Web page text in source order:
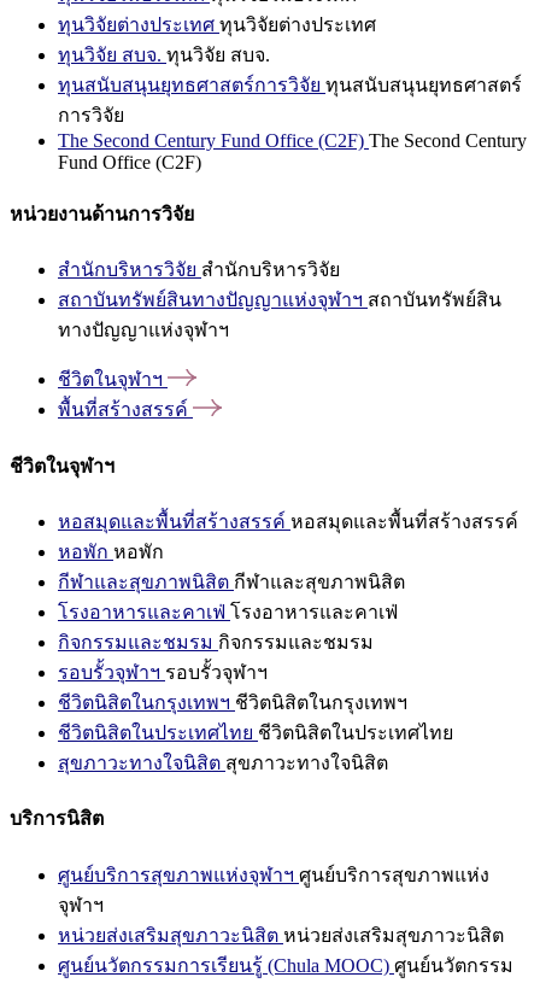
ทุนวิจัยต่างประเทศ ทุนวิจัยต่างประเทศ
ทุนวิจัย สบจ. ทุนวิจัย สบจ.
ทุนสนับสนุนยุทธศาสตร์การวิจัย ทุนสนับสนุนยุทธศาสตร์
การวิจัย
The Second Century Fund Office (C2F) The Second Century
Fund Office (C2F)
หน่วยงานด้านการวิจัย
สำนักบริหารวิจัย สำนักบริหารวิจัย
สถาบันทรัพย์สินทางปัญญาแห่งจุฬาฯ สถาบันทรัพย์สิน
ทางปัญญาแห่งจุฬาฯ
ชีวิตในจุฬาฯ
พื้นที่สร้างสรรค์
ชีวิตในจุฬาฯ
หอสมุดและพื้นที่สร้างสรรค์ หอสมุดและพื้นที่สร้างสรรค์
หอพัก หอพัก
กีฬาและสุขภาพนิสิต กีฬาและสุขภาพนิสิต
โรงอาหารและคาเฟ่ โรงอาหารและคาเฟ่
กิจกรรมและชมรม กิจกรรมและชมรม
รอบรั้วจุฬาฯ รอบรั้วจุฬาฯ
ชีวิตนิสิตในกรุงเทพฯ ชีวิตนิสิตในกรุงเทพฯ
ชีวิตนิสิตในประเทศไทย ชีวิตนิสิตในประเทศไทย
สุขภาวะทางใจนิสิต สุขภาวะทางใจนิสิต
บริการนิสิต
ศูนย์บริการสุขภาพแห่งจุฬาฯ ศูนย์บริการสุขภาพแห่ง
จุฬาฯ
หน่วยส่งเสริมสุขภาวะนิสิต หน่วยส่งเสริมสุขภาวะนิสิต
ศูนย์นวัตกรรมการเรียนรู้ (Chula MOOC) ศูนย์นวัตกรรม